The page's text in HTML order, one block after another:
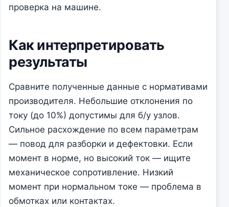
проверка на машине.
Как интерпретировать
результаты
Сравните полученные данные с нормативами
производителя. Небольшие отклонения по
току (до 10%) допустимы для б/у узлов.
Сильное расхождение по всем параметрам
— повод для разборки и дефектовки. Если
момент в норме, но высокий ток — ищите
механическое сопротивление. Низкий
момент при нормальном токе — проблема в
обмотках или контактах.